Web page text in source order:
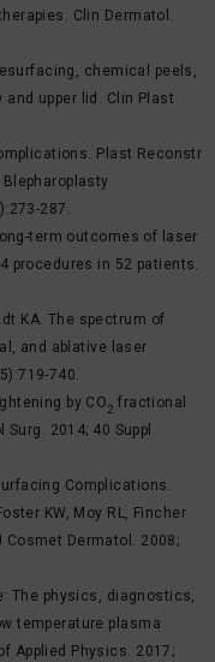
Clin Dermatol.
chemical peels,
upper lid. Clin Plast
Plast Reconstr
Blepharoplasty
287.
term outcomes of laser
procedures in 52 patients.
KA. The spectrum of
and ablative laser
740.
by CO2 fractional
2014; 40 Suppl
Complications.
KW, Moy RL, Fincher
Cosmet Dermatol. 2008;
The physics, diagnostics,
temperature plasma
Applied Physics. 2017;